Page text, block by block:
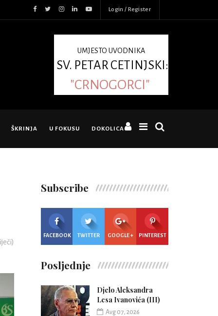
Login / Register
UMJESTO UVODNIKA
SV. PETAR CETINJSKI:
"CRNOGORCI"
ŠKRINJA U FOKUSU DOKOLICA
Subscribe
FACEBOOK TWITTER GOOGLE + PINTEREST
Posljednje
Djelo Aleksandra
Lesa Ivanovića (III)
Avg 07, 2026